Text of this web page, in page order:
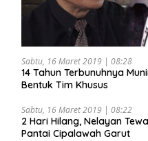
Sabtu, 16 Maret 2019 | 08:28
14 Tahun Terbunuhnya
Bentuk Tim Khusus
Sabtu, 16 Maret 2019 | 08:22
2 Hari Hilang, Nelayan
Pantai Cipalawah Garut